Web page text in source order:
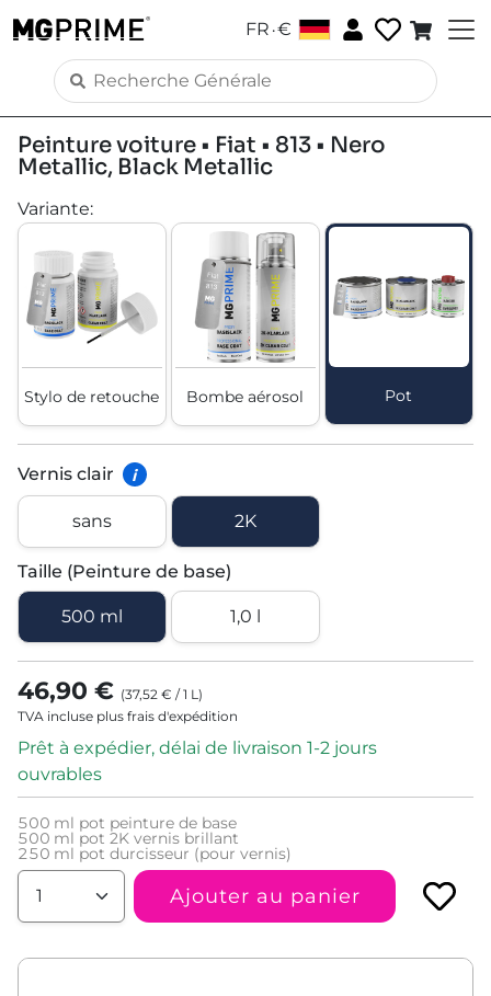
FR .€
Peinture voiture • Fiat • 813 • Nero
Metallic, Black Metallic
Variante:
Stylo de retouche Bombe aérosol Pot
Vernis clair i
sans 2K
Taille (Peinture de base)
500 ml 1,0 l
46,90 € (37,52 € /1 L )
TVA incluse plus frais d'expédition
Prêt à expédier, délai de livraison 1-2 jours
ouvrables
500 ml pot peinture de base
500 ml pot 2K vernis brillant
250 ml pot durcisseur (pour vernis)
Ajouter au panier